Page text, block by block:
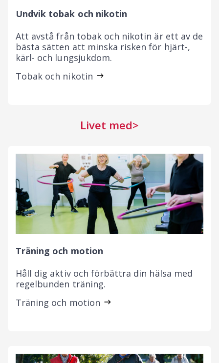
Undvik tobak och nikotin
Att avstå från tobak och nikotin är ett av de
bästa sätten att minska risken för hjärt-,
kärl- och lungsjukdom.
Tobak och nikotin
Livet med
Träning och motion
Håll dig aktiv och förbättra din hälsa med
regelbunden träning.
Träning och motion